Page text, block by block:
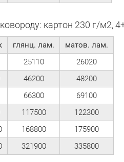
картон 230 г/м2,
глянц. лам.
матов. лам.
25110
26020
46200
48200
66300
69100
117500
122300
168800
175900
321900 335800